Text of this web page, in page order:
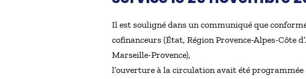
Il est souligné dans un communiqué que
cofinanceurs (État, Région Provence-Alpes-Côte
Marseille-Provence),
l’ouverture à la circulation avait été